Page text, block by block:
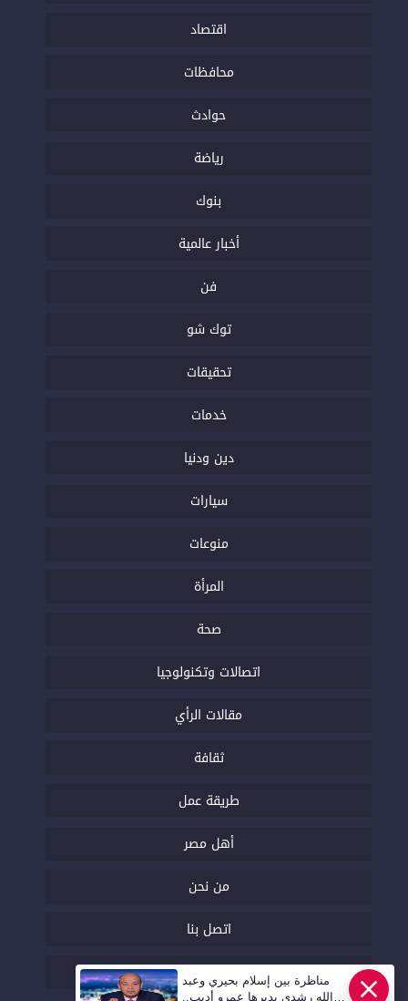
اقتصاد
محافظات
حوادث
رياضة
بنوك
أخبار عالمية
فن
توك شو
تحقيقات
خدمات
دين ودنيا
سيارات
منوعات
المرأة
صحة
اتصالات وتكنولوجيا
مقالات الرأي
ثقافة
طريقة عمل
أهل مصر
من نحن
اتصل بنا
السياسة التحريرية
مناظرة بين إسلام بحيري وعبد
الله رشدي يديرها عمرو أديب..